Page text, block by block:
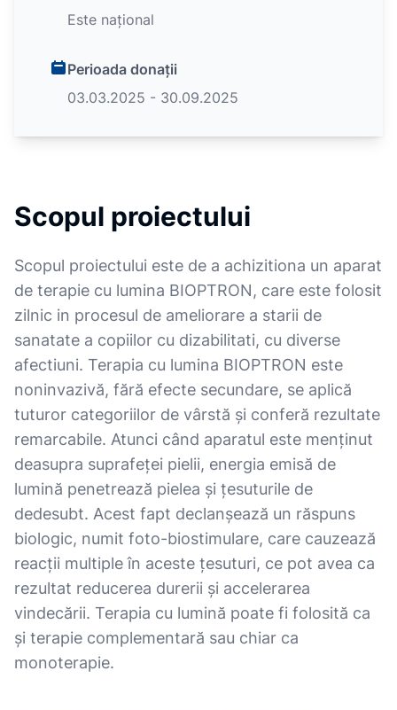
Este național
Perioada donații
03.03.2025 - 30.09.2025
Scopul proiectului
Scopul proiectului este de a achizitiona un aparat
de terapie cu lumina BIOPTRON, care este folosit
zilnic in procesul de ameliorare a starii de
sanatate a copiilor cu dizabilitati, cu diverse
afectiuni. Terapia cu lumina BIOPTRON este
noninvazivă, fără efecte secundare, se aplică
tuturor categoriilor de vârstă și conferă rezultate
remarcabile. Atunci când aparatul este men­ținut
deasupra su­pra­feței pie­lii, energia emisă de
lumină pe­netrează pielea și țesu­tu­rile de
dedesubt. Acest fapt de­clanșează un răs­puns
biolo­gic, numit foto-biostimulare, care cau­zea­ză
reacții multiple în aceste țesuturi, ce pot avea ca
re­zul­tat reducerea durerii și ac­celerarea
vindecării. Te­rapia cu lumină poate fi folosită ca
și terapie com­ple­men­tară sau chiar ca
monoterapie.